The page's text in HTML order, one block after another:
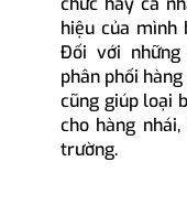
hiệu của mình
Đối với những
phân phối
cũng giúp loại
cho hàng
trường.